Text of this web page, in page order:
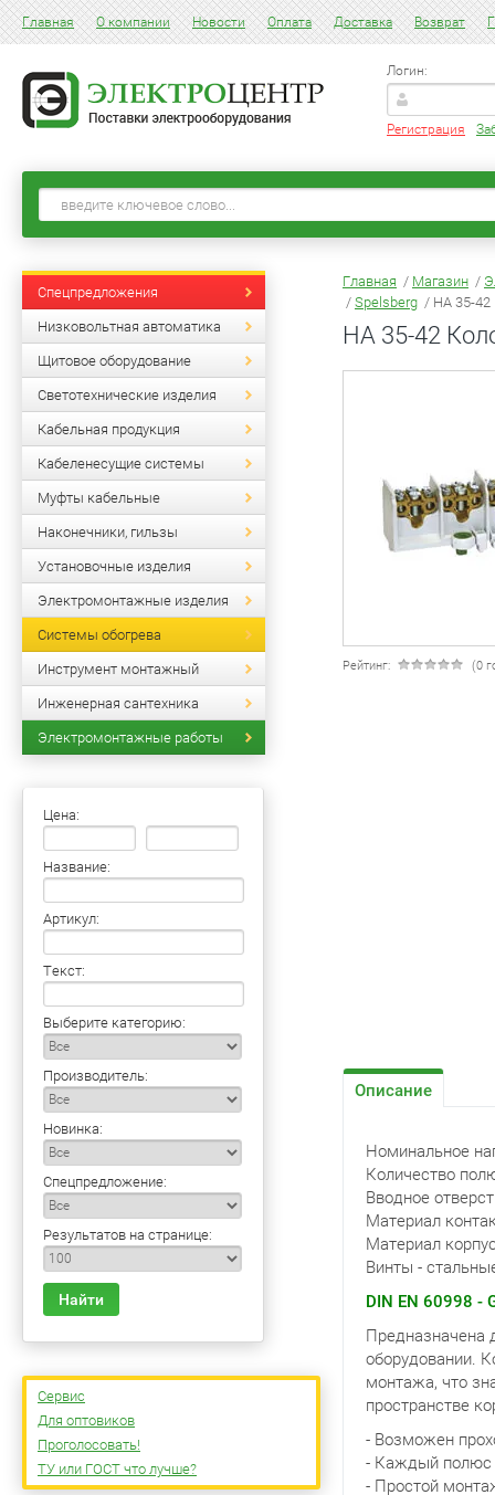
Главная О компании Новости Оплата Доставка Возврат
Логин:
Регистрация
Спецпредложения
Низковольтная автоматика
Щитовое оборудование
Светотехнические изделия
Кабельная продукция
Кабеленесущие системы
Муфты кабельные
Наконечники, гильзы
Установочные изделия
Электромонтажные изделия
Системы обогрева
Инструмент монтажный
Инженерная сантехника
Электромонтажные работы
Цена:
Название:
Артикул:
Текст:
Выберите категорию:
Производитель:
Новинка:
Спецпредложение:
Результатов на странице:
Найти
Сервис
Для оптовиков
Проголосовать!
ТУ или ГОСТ что лучше?
Главная / Магазин /
/ Spelsberg / HA 35-
HA 35-42
Рейтинг: (0
Описание
Номинальное
Количество
Вводное
Материал
Материал
Винты -
DIN EN 60998 -
Предназначена
оборудовании.
монтажа, что
пространстве
- Возможен
- Каждый полюс
- Простой